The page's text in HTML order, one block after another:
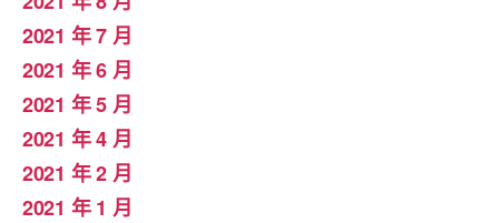
2021 年 7 月
2021 年 6 月
2021 年 5 月
2021 年 4 月
2021 年 2 月
2021 年 1 月